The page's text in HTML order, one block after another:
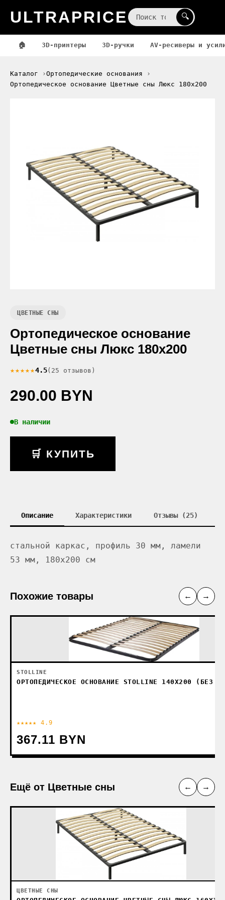
ULTRAPRICE 🔍
🏠 3D-принтеры 3D-ручки AV-ресиверы и
Каталог
Ортопедические основания
Ортопедическое основание Цветные сны Люкс 180x200
ЦВЕТНЫЕ СНЫ
Ортопедическое основание
Цветные сны Люкс 180x200
★★★★★4.5(25 отзывов)
290.00 BYN
В наличии
🛒 КУПИТЬ
Описание Характеристики Отзывы (25)
стальной каркас, профиль 30 мм, ламели
53 мм, 180x200 см
Похожие товары ← →
STOLLINE
ОРТОПЕДИЧЕСКОЕ ОСНОВАНИЕ STOLLINE 140X200 (БЕЗ
★★★★★ 4.9
367.11 BYN
Ещё от Цветные сны ← →
ЦВЕТНЫЕ СНЫ